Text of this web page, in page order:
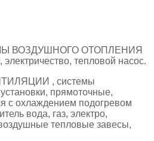
ВОЗДУШНОГО ОТОПЛЕНИЯ
электричество, тепловой насос.
, системы
прямоточные,
с охлаждением подогревом
вода, газ, электро,
тепловые завесы,